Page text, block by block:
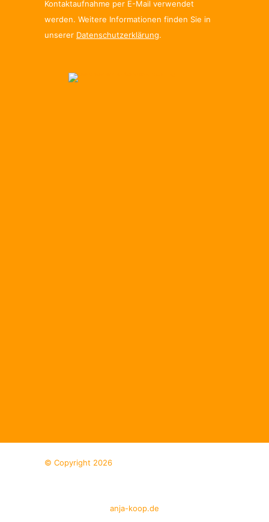
Kontaktaufnahme per E-Mail verwendet
werden. Weitere Informationen finden Sie in
unserer Datenschutzerklärung.
© Copyright 2026
anja-koop.de